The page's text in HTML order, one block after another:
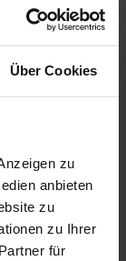
Über Cookies
zu
anbieten
zu
zu Ihrer
für